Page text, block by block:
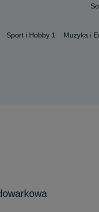
Sport i Hobby 1 Muzyka i